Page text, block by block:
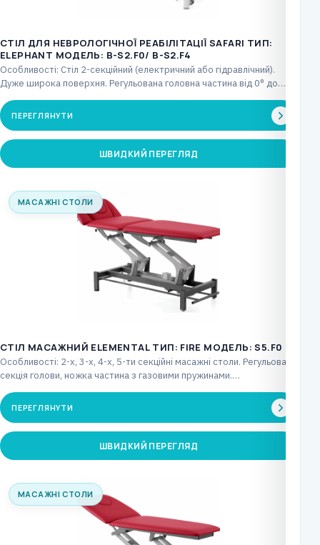
СТІЛ ДЛЯ НЕВРОЛОГІЧНОЇ РЕАБІЛІТАЦІЇ SAFARI ТИП:
ELEPHANT МОДЕЛЬ: B-S2.F0/ B-S2.F4
Особливості: Стіл 2-секційний (електричний або гідравлічний).
Дуже широка поверхня. Регульована головна частина від 0° до
ПЕРЕГЛЯНУТИ
ШВИДКИЙ ПЕРЕГЛЯД
МАСАЖНІ СТОЛИ
СТІЛ МАСАЖНИЙ ELEMENTAL ТИП: FIRE МОДЕЛЬ: S5.F0
Особливості: 2-х, 3-х, 4-х, 5-ти секційні масажні столи. Регульована
секція голови, ножка частина з газовими пружинами.…
ПЕРЕГЛЯНУТИ
ШВИДКИЙ ПЕРЕГЛЯД
МАСАЖНІ СТОЛИ